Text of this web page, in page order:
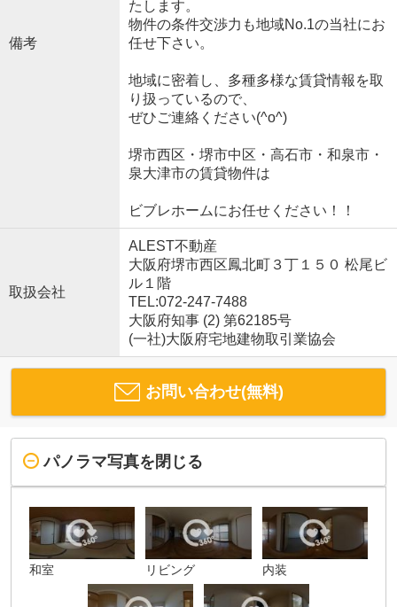
備考
たします。
物件の条件交渉力も地域No.1の当社にお
任せ下さい。
地域に密着し、多種多様な賃貸情報を取
り扱っているので、
ぜひご連絡ください(^o^)
堺市西区・堺市中区・高石市・和泉市・
泉大津市の賃貸物件は
ビブレホームにお任せください！！
取扱会社
ALEST不動産
大阪府堺市西区鳳北町３丁１５０ 松尾ビ
ル１階
TEL:072-247-7488
大阪府知事 (2) 第62185号
(一社)大阪府宅地建物取引業協会
お問い合わせ(無料)
パノラマ写真を閉じる
和室 リビング 内装